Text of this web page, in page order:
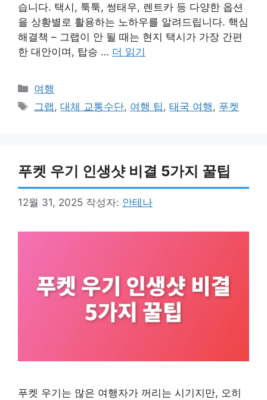
습니다. 택시, 툭툭, 썽태우, 렌트카 등 다양한 옵션
을 상황별로 활용하는 노하우를 알려드립니다. 핵심
해결책 – 그랩이 안 될 때는 현지 택시가 가장 간편
한 대안이며, 탑승 … 더 읽기
카
테
여행
태
그랩 ,대체 교통수단, 여행 팁 ,태국 여행 , 푸켓
푸켓 우기 인생샷 비결 5가지 꿀팁
12월 31, 2025 작성자: 안테나
푸켓 우기는 많은 여행자가 꺼리는 시기지만, 오히